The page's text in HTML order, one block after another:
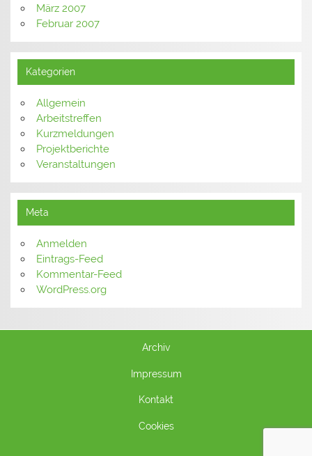
März 2007
Februar 2007
Kategorien
Allgemein
Arbeitstreffen
Kurzmeldungen
Projektberichte
Veranstaltungen
Meta
Anmelden
Eintrags-Feed
Kommentar-Feed
WordPress.org
Archiv
Impressum
Kontakt
Cookies